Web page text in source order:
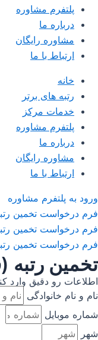
پلتفرم مشاوره
درباره ما
مشاوره رایگان
ارتباط با ما
خانه
رتبه های برتر
خدمات مرکز
پلتفرم مشاوره
درباره ما
مشاوره رایگان
ارتباط با ما
ورود به پلتفرم مشاوره
فرم درخواست تخمین
فرم درخواست تخمین
فرم درخواست تخمین
تخمین
اطلاعات رو دقیق وارد
نام و نام خانوادگی
شماره موبایل
شهر